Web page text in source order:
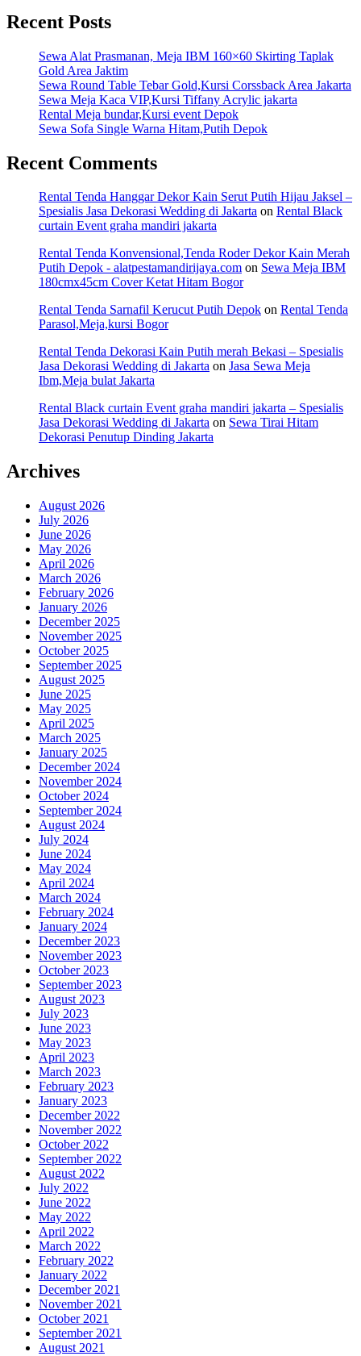
Recent Posts
Sewa Alat Prasmanan, Meja IBM 160×60 Skirting Taplak
Gold Area Jaktim
Sewa Round Table Tebar Gold,Kursi Corssback Area Jakarta
Sewa Meja Kaca VIP,Kursi Tiffany Acrylic jakarta
Rental Meja bundar,Kursi event Depok
Sewa Sofa Single Warna Hitam,Putih Depok
Recent Comments
Rental Tenda Hanggar Dekor Kain Serut Putih Hijau Jaksel –
Spesialis Jasa Dekorasi Wedding di Jakarta on Rental Black
curtain Event graha mandiri jakarta
Rental Tenda Konvensional,Tenda Roder Dekor Kain Merah
Putih Depok - alatpestamandirijaya.com on Sewa Meja IBM
180cmx45cm Cover Ketat Hitam Bogor
Rental Tenda Sarnafil Kerucut Putih Depok on Rental Tenda
Parasol,Meja,kursi Bogor
Rental Tenda Dekorasi Kain Putih merah Bekasi – Spesialis
Jasa Dekorasi Wedding di Jakarta on Jasa Sewa Meja
Ibm,Meja bulat Jakarta
Rental Black curtain Event graha mandiri jakarta – Spesialis
Jasa Dekorasi Wedding di Jakarta on Sewa Tirai Hitam
Dekorasi Penutup Dinding Jakarta
Archives
August 2026
July 2026
June 2026
May 2026
April 2026
March 2026
February 2026
January 2026
December 2025
November 2025
October 2025
September 2025
August 2025
June 2025
May 2025
April 2025
March 2025
January 2025
December 2024
November 2024
October 2024
September 2024
August 2024
July 2024
June 2024
May 2024
April 2024
March 2024
February 2024
January 2024
December 2023
November 2023
October 2023
September 2023
August 2023
July 2023
June 2023
May 2023
April 2023
March 2023
February 2023
January 2023
December 2022
November 2022
October 2022
September 2022
August 2022
July 2022
June 2022
May 2022
April 2022
March 2022
February 2022
January 2022
December 2021
November 2021
October 2021
September 2021
August 2021